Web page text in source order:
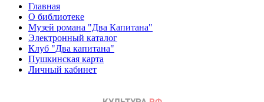
Главная
О библиотеке
Музей романа "Два Капитана"
Электронный каталог
Клуб "Два капитана"
Пушкинская карта
Личный кабинет